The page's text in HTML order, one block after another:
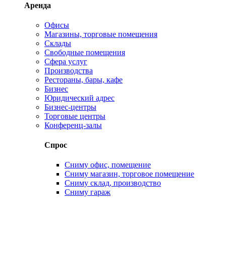
Аренда
Офисы
Магазины, торговые помещения
Склады
Свободные помещения
Сфера услуг
Производства
Рестораны, бары, кафе
Бизнес
Юридический адрес
Бизнес-центры
Торговые центры
Конференц-залы
Спрос
Сниму офис, помещение
Сниму магазин, торговое помещение
Сниму склад, производство
Сниму гараж